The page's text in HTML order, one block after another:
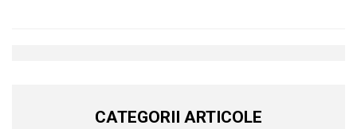
CATEGORII ARTICOLE